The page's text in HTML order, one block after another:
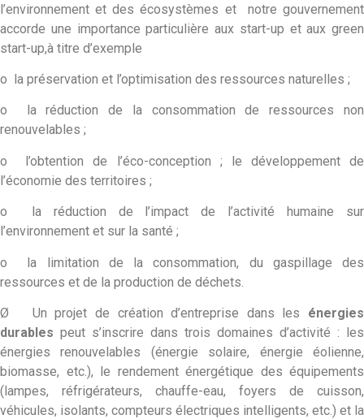
l’environnement et des écosystèmes et notre gouvernement
accorde une importance particulière aux start-up et aux green
start-up,à titre d’exemple
o la préservation et l’optimisation des ressources naturelles ;
o la réduction de la consommation de ressources non
renouvelables ;
o l’obtention de l’éco-conception ; le développement de
l’économie des territoires ;
o la réduction de l’impact de l’activité humaine sur
l’environnement et sur la santé ;
o la limitation de la consommation, du gaspillage des
ressources et de la production de déchets.
Ø Un projet de création d’entreprise dans les énergies
durables peut s’inscrire dans trois domaines d’activité : les
énergies renouvelables (énergie solaire, énergie éolienne,
biomasse, etc.), le rendement énergétique des équipements
(lampes, réfrigérateurs, chauffe-eau, foyers de cuisson,
véhicules, isolants, compteurs électriques intelligents, etc.) et la